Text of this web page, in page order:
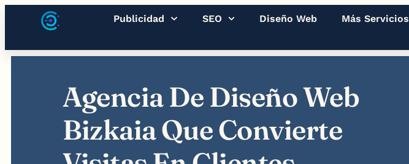
Publicidad SEO Diseño Web Más Servicios
Agencia De Diseño Web
Bizkaia Que Convierte